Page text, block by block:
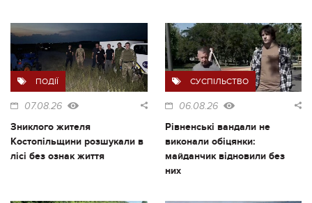
ПОДІЇ
07.08.26
Зниклого жителя
Костопільщини розшукали в
лісі без ознак життя
СУСПІЛЬСТВО
06.08.26
Рівненські вандали не
виконали обіцянки:
майданчик відновили без
них